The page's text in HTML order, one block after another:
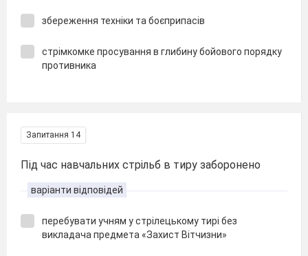
збереження техніки та боєприпасів
стрімкомке просування в глибину бойового порядку
противника
Запитання 14
Під час навчальних стрільб в тиру заборонено
варіанти відповідей
перебувати учням у стрілецькому тирі без
викладача предмета «Захист Вітчизни»